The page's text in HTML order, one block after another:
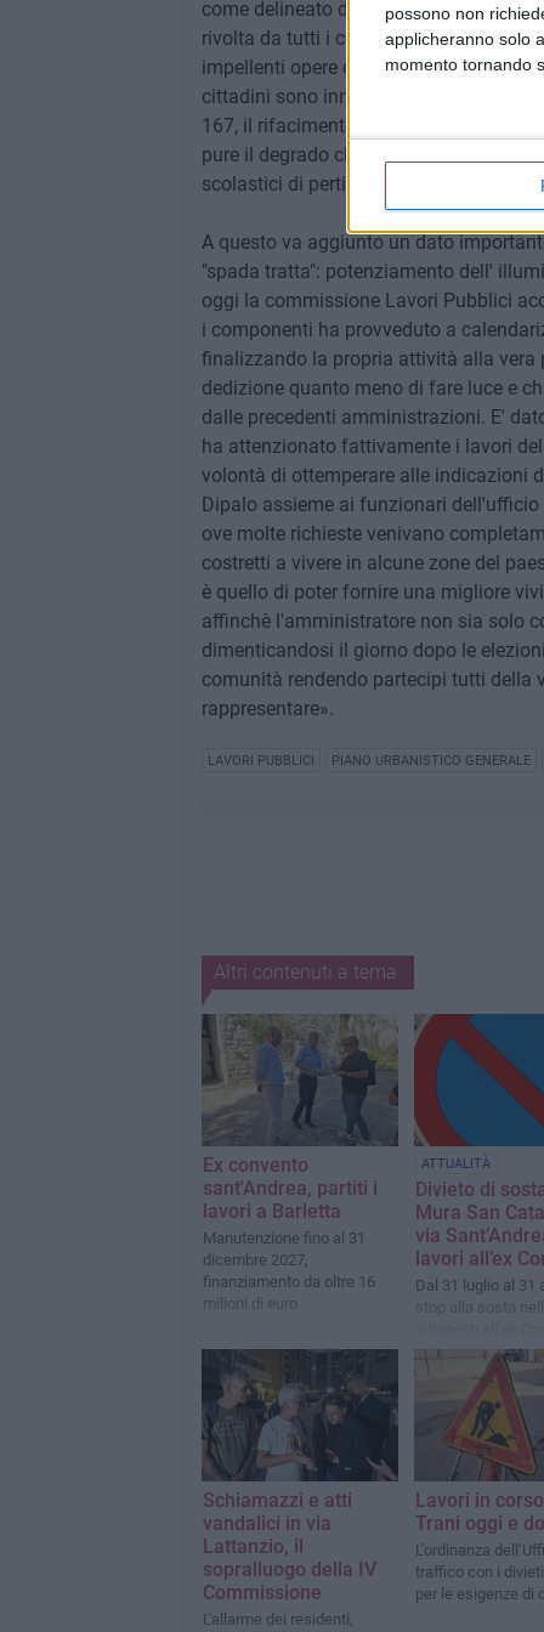
possono non
applicheranno solo
momento tornando
come delineato dallo schema triennale
rivolta da tutti i componenti della
impellenti opere da realizzare senza
cittadini sono innumerevoli. Solo per
167, il rifacimento del manto stradale
pure il degrado che imperversa in zona
scolastici di pertinenza comunale.
A questo va aggiunto un dato
"spada tratta": potenziamento dell'
oggi la commissione Lavori Pubblici
i componenti ha provveduto a
finalizzando la propria attività alla vera
dedizione quanto meno di fare luce e
dalle precedenti amministrazioni. E'
ha attenzionato fattivamente i lavori
volontà di ottemperare alle indicazioni
Dipalo assieme ai funzionari
ove molte richieste venivano
costretti a vivere in alcune zone del
è quello di poter fornire una migliore
affinchè l'amministratore non sia solo
dimenticandosi il giorno dopo le
comunità rendendo partecipi tutti della
rappresentare».
LAVORI PUBBLICI PIANO URBANISTICO GENERALE
Altri contenuti a tema
Ex convento
sant'Andrea, partiti i
lavori a Barletta
Manutenzione fino al 31
dicembre 2027,
finanziamento da oltre 16
milioni di euro
ATTUALITÀ
Divieto di
Mura San
via
lavori all’ex
Dal 31 luglio al 31
stop alla sosta
Sant’Andrea
Schiamazzi e atti
vandalici in via
Lattanzio, il
sopralluogo della IV
Commissione
L'allarme dei residenti,
Lavori in
Trani oggi e
L’ordinanza
traffico con i
per le esigenze di